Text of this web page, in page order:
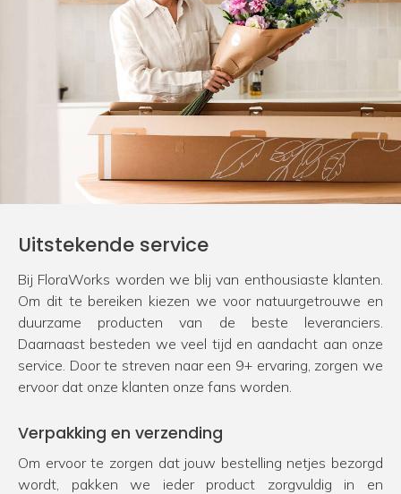
Uitstekende service
Bij FloraWorks worden we blij van enthousiaste klanten.
Om dit te bereiken kiezen we voor natuurgetrouwe en
duurzame producten van de beste leveranciers.
Daarnaast besteden we veel tijd en aandacht aan onze
service. Door te streven naar een 9+ ervaring, zorgen we
ervoor dat onze klanten onze fans worden.
Verpakking en verzending
Om ervoor te zorgen dat jouw bestelling netjes bezorgd
wordt, pakken we ieder product zorgvuldig in en